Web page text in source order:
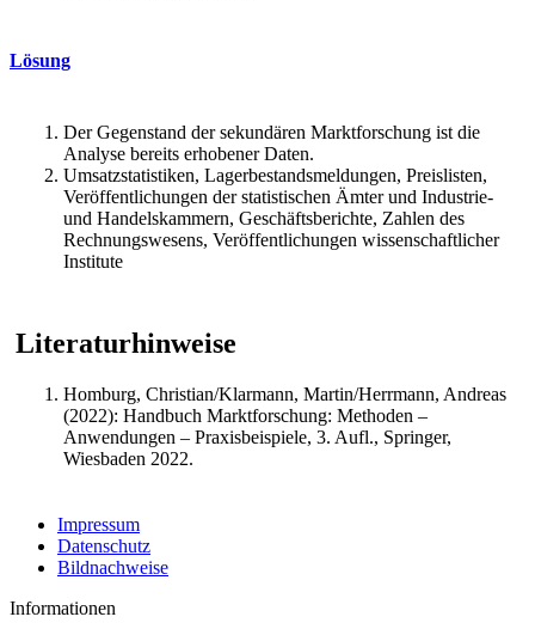
Lösung
Der Gegenstand der sekundären Marktforschung ist die
Analyse bereits erhobener Daten.
Umsatzstatistiken, Lagerbestandsmeldungen, Preislisten,
Veröffentlichungen der statistischen Ämter und Industrie-
und Handelskammern, Geschäftsberichte, Zahlen des
Rechnungswesens, Veröffentlichungen wissenschaftlicher
Institute
Literaturhinweise
Homburg, Christian/Klarmann, Martin/Herrmann, Andreas
(2022): Handbuch Marktforschung: Methoden –
Anwendungen – Praxisbeispiele, 3. Aufl., Springer,
Wiesbaden 2022.
Impressum
Datenschutz
Bildnachweise
Informationen